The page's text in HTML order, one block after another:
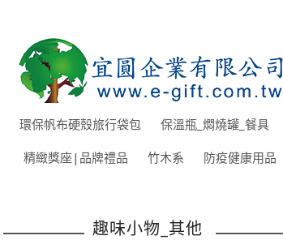
環保帆布硬殼旅行袋包 保溫瓶_燜燒罐_餐具
精緻獎座|品牌禮品 竹木系 防疫健康用品
趣味小物_其他